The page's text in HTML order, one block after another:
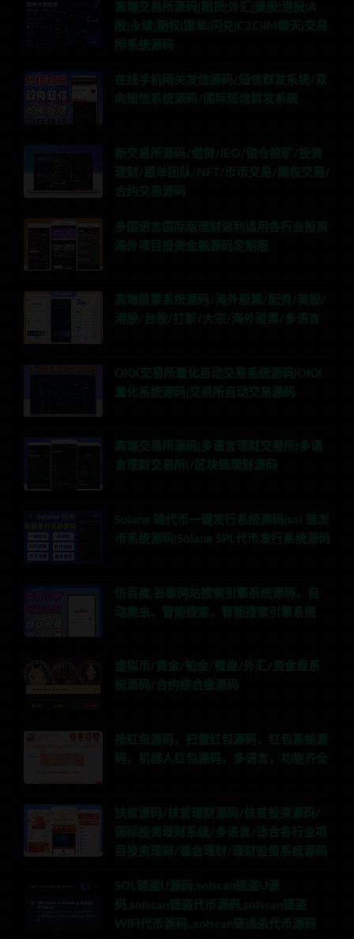
高端交易所源码|期货|外汇|美股|港股|A
股|永续|期权|跟单|闪兑|C2C|IM聊天|交易
所系统源码
在线手机网关发信源码/短信群发系统/双
向短信系统源码/国际短信群发系统
新交易所源码/借贷/IEO/锁仓挖矿/投资
理财/跟单团队/NFT/币币交易/期权交易/
合约交易源码
多国语言国际版理财返利适用各行业投资
海外项目投资金融源码定制版
高端股票系统源码/海外股票/配资/美股/
港股/台股/打新/大宗/海外股票/多语言
OKX交易所量化自动交易系统源码|OKX
量化系统源码|交易所自动交易源码
高端交易所源码|多语言理财交易所|多语
言理财交易所|/区块链理财源码
Solana 链代币一键发行系统源码|sol 链发
币系统源码|Solana SPL代币发行系统源码
仿百度,谷歌网站搜索引擎系统源码，自
动爬虫、智能搜索，智能搜索引擎系统
虚拟币/黄金/铂金/微盘/外汇/资金盘系
统源码/合约综合盘源码
抢红包源码，扫雷红包源码，红包系统源
码，机器人红包源码，多语言，功能齐全
扶贫源码/扶贫理财源码/扶贫投资源码/
国际投资理财系统/多语言/适合各行业项
目投资理财/基金理财/理财投资系统源码
SOL链盗U源码,solscan链盗U源
码,solscan链盗代币源码,solscan链盗
WIFI代币源码,,solscan链通杀代币源码